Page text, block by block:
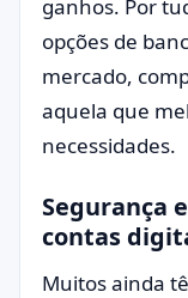
ganhos. Por
opções de
mercado,
aquela que
necessidades.
Segurança
contas
Muitos ainda